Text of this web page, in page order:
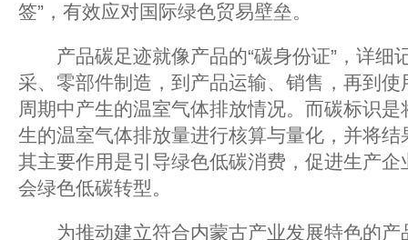
签”，有效应对国际绿色贸易壁垒。
产品碳足迹就像产品的“碳身份证”，详细
采、零部件制造，到产品运输、销售，再到
周期中产生的温室气体排放情况。而碳标识
生的温室气体排放量进行核算与量化，并将
其主要作用是引导绿色低碳消费，促进生产
会绿色低碳转型。
为推动建立符合内蒙古产业发展特色的产